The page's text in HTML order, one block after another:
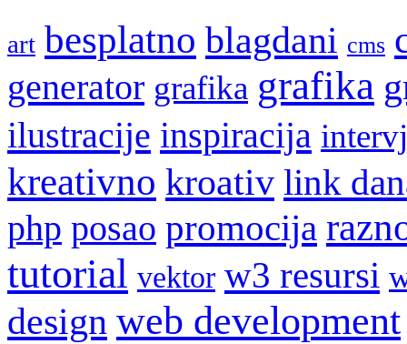
art besplatno blagdani cms
generator grafika grafika
ilustracije inspiracija
kreativno kroativ link
php posao promocija
tutorial vektor w3 resursi
design web development